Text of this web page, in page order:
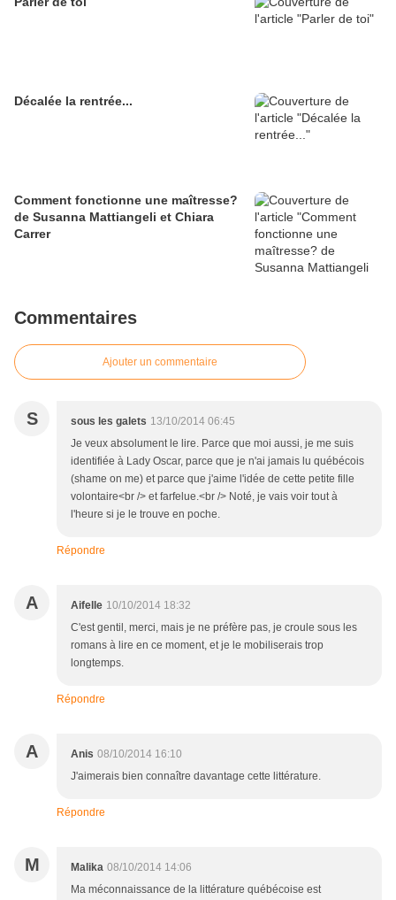
Décalée la rentrée...
Comment fonctionne une maîtresse?
de Susanna Mattiangeli et Chiara
Carrer
Commentaires
Ajouter un commentaire
S sous les galets 13/10/2014 06:45
Je veux absolument le lire. Parce que moi aussi, je me suis
identifiée à Lady Oscar, parce que je n'ai jamais lu québécois
(shame on me) et parce que j'aime l'idée de cette petite fille
volontaire<br /> et farfelue.<br /> Noté, je vais voir tout à
l'heure si je le trouve en poche.
Répondre
A Aifelle 10/10/2014 18:32
C'est gentil, merci, mais je ne préfère pas, je croule sous les
romans à lire en ce moment, et je le mobiliserais trop
longtemps.
Répondre
A Anis 08/10/2014 16:10
J'aimerais bien connaître davantage cette littérature.
Répondre
M Malika 08/10/2014 14:06
Ma méconnaissance de la littérature québécoise est